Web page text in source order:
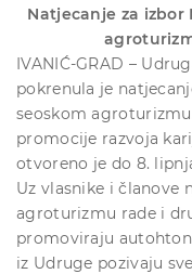
Natjecanje za izbor
IVANIĆ-GRAD –
pokrenula je
seoskom
promocije razvoja
otvoreno je do 8.
Uz vlasnike i članove
agroturizmu rade i
promoviraju
iz Udruge pozivaju